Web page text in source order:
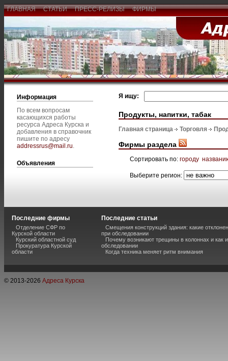
ГЛАВНАЯ СТАТЬИ ПРЕСС-РЕЛИЗЫ ФИРМЫ
Информация
По всем вопросам
касающихся работы
ресурса Адреса Курска и
добавления в справочник
пишите по адресу
addressrus@mail.ru.
Объявления
Я ищу:
Продукты, напитки, табак
Главная страница Торговля
Фирмы раздела
Сортировать по: городу
Выберите регион:
Последние фирмы
Отделение СФР по
Курской области
Курский областной суд
Прокуратура Курской
области
Последние статьи
Смещения конструкций здания: какие
при обследовании
Почему возникают трещины в колоннах и как
обследовании
Когда техника меняет ритм внимания
© 2013-2026 Адреса Курска